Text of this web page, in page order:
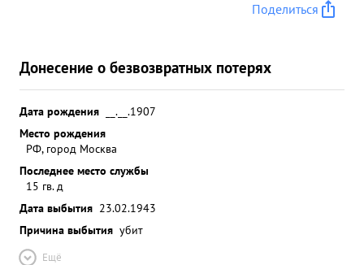
Поделиться
Донесение о безвозвратных потерях
Дата рождения
__.__.1907
Место рождения
РФ, город Москва
Последнее место службы
15 гв. д
Дата выбытия 23.02.1943
Причина выбытия убит
Ещё